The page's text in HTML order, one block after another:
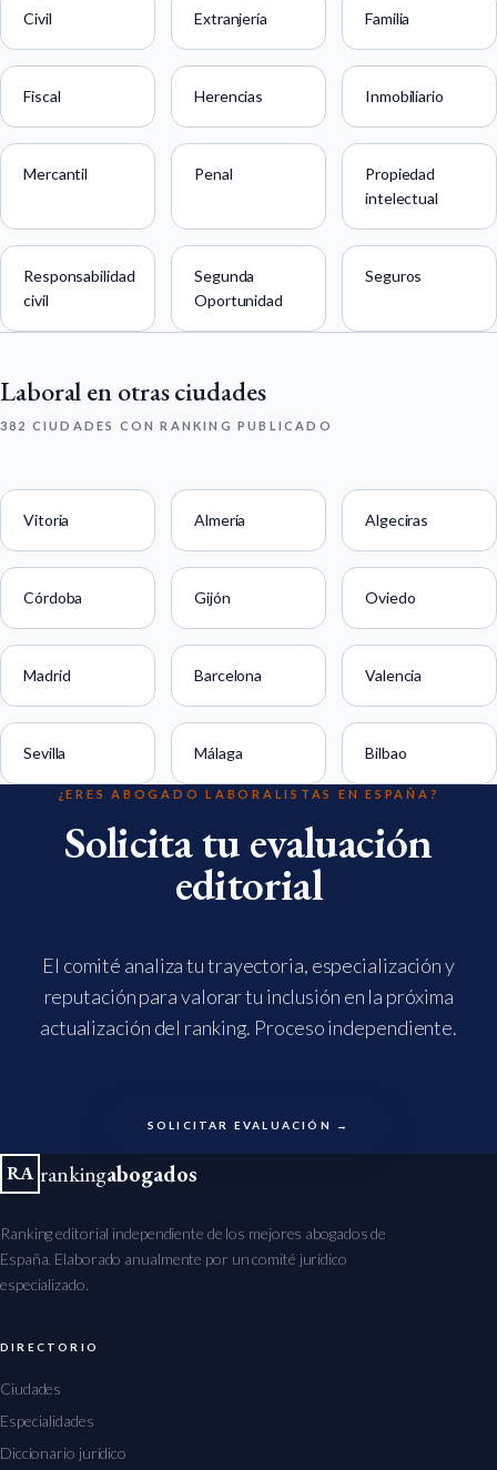
Civil Extranjería Familia
Fiscal Herencias Inmobiliario
Mercantil Penal
Propiedad
intelectual
Responsabilidad
civil
Segunda
Oportunidad
Seguros
Laboral en otras ciudades
382 CIUDADES CON RANKING PUBLICADO
Vitoria Almería Algeciras
Córdoba Gijón Oviedo
Madrid Barcelona Valencia
Sevilla Málaga Bilbao
¿ERES ABOGADO LABORALISTAS EN ESPAÑA?
Solicita tu evaluación
editorial
El comité analiza tu trayectoria, especialización y
reputación para valorar tu inclusión en la próxima
actualización del ranking. Proceso independiente.
SOLICITAR EVALUACIÓN →
RA rankingabogados
Ranking editorial independiente de los mejores abogados de
España. Elaborado anualmente por un comité jurídico
especializado.
DIRECTORIO
Ciudades
Especialidades
Diccionario jurídico